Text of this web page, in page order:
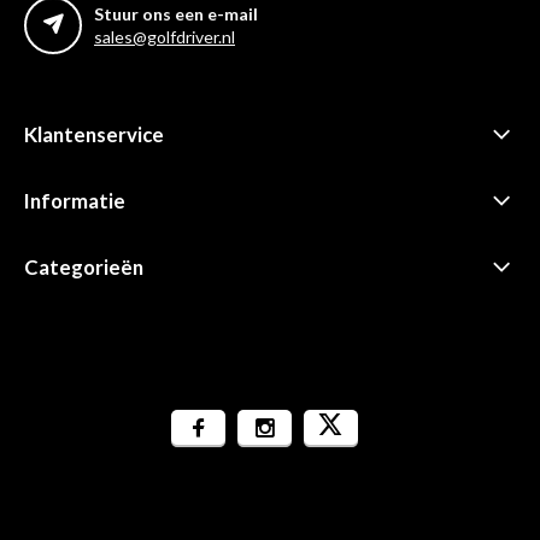
Stuur ons een e-mail
sales@golfdriver.nl
Klantenservice
Informatie
Categorieën